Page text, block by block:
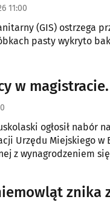
11:00
(GIS) ostrzega
pasty wykryto
w
ogłosił nabór
Urzędu Miejskiego w
z wynagrodzeniem
znika